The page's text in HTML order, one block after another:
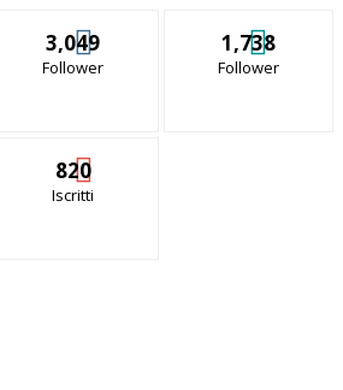
3,049
Follower
1,738
Follower
820
Iscritti